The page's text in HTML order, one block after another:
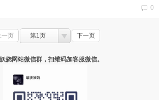
0
一页 第1页 下一页
娆网站微信群，扫维码加客服微信。